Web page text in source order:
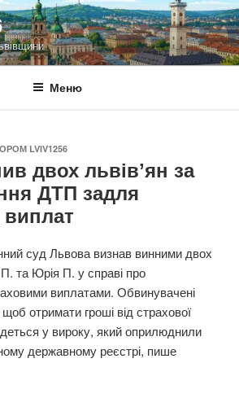
Меню
LVIV1256
двох львівʼян за
ДТП задля
суд Львова визнав винними двох
та Юрія П. у справі про
виплатами. Обвинувачені
отримати гроші від страхової
у вироку, який оприлюднили
державному реєстрі, пише